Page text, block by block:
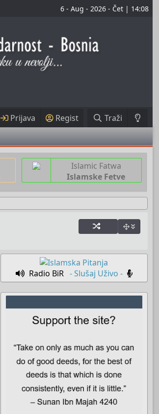
6 - Aug - 2026 - Čet | 14:08
Prijava Regist Traži
Islamic Fatwa
Islamske Fetve
Radio BiR - Slušaj Uživo -